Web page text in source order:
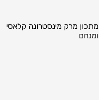
מתכון מרק מינסטרונה קלאסי
ומנחם